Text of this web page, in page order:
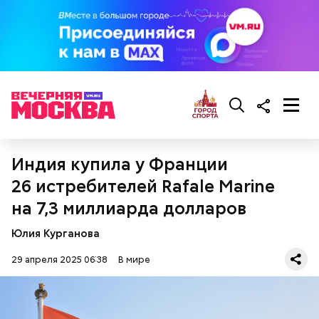
Индия купила у Франции
26 истребителей Rafale Marine
на 7,3 миллиарда долларов
Юлия Курганова
29 апреля 2025 06:38 В мире
проблемы с сердцем.